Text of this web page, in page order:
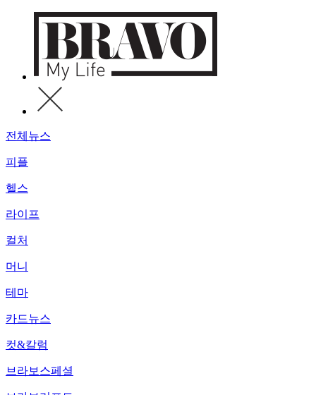
전체뉴스
피플
헬스
라이프
컬처
머니
테마
카드뉴스
컷&칼럼
브라보스페셜